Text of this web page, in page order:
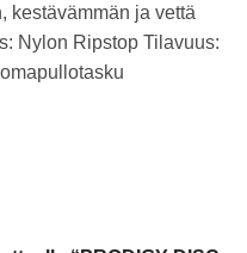
kestävämmän ja vettä
Nylon Ripstop Tilavuus: